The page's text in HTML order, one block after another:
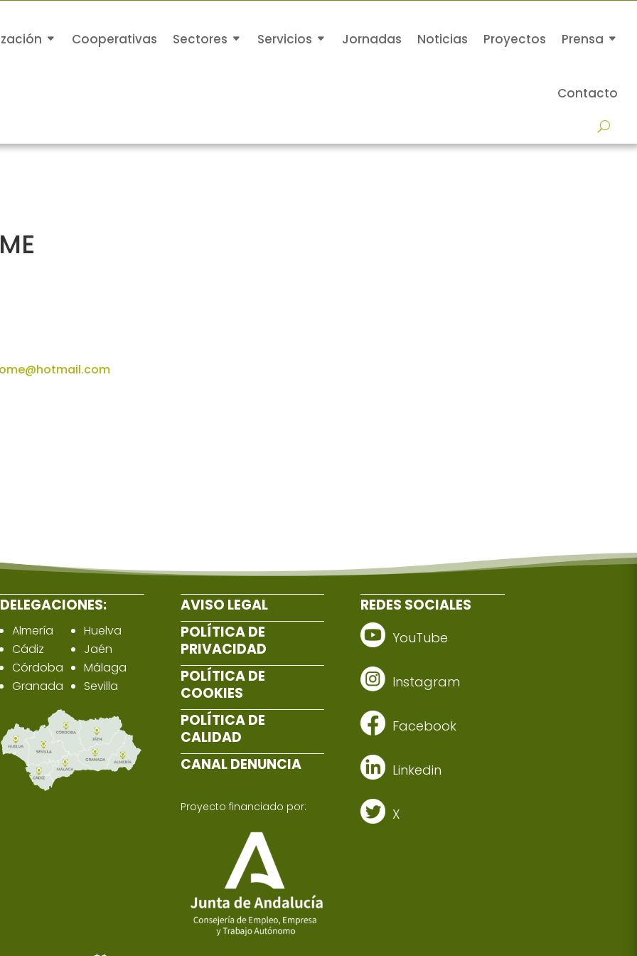
Cooperativas Sectores Servicios Jornadas Noticias Proyectos Prensa
Contacto
DELEGACIONES:
Almería
Cádiz
Córdoba
Granada
Huelva
Jaén
Málaga
Sevilla
AVISO LEGAL
POLÍTICA DE
PRIVACIDAD
POLÍTICA DE
COOKIES
POLÍTICA DE
CALIDAD
CANAL DENUNCIA
Proyecto financiado por:
REDES SOCIALES
YouTube
Instagram
Facebook
Linkedin
X